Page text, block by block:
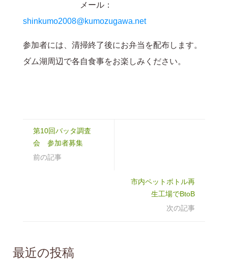
メール：
shinkumo2008@kumozugawa.net
参加者には、清掃終了後にお弁当を配布します。
ダム湖周辺で各自食事をお楽しみください。
第10回バッタ調査
会 参加者募集
前の記事
市内ペットボトル再
生工場でBtoB
次の記事
最近の投稿